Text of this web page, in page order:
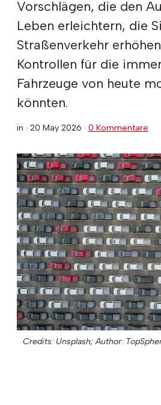
Vorschlägen, die den
Leben erleichtern, die
Straßenverkehr
Kontrollen für die
Fahrzeuge von heute
könnten.
in · 20 May 2026 · 0 Kommentare
Credits: Unsplash; Author: